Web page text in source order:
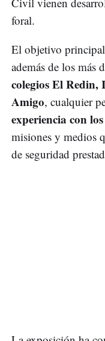
foral.
El objetivo
además de los más
colegios El Redin,
Amigo, cualquier
experiencia con
misiones y medios
de seguridad